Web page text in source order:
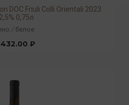
DOC Friuli Colli Orientali 2023
0,75л
/ белое
₽